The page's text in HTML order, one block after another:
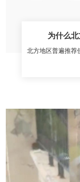
为什么
北方地区普遍推荐